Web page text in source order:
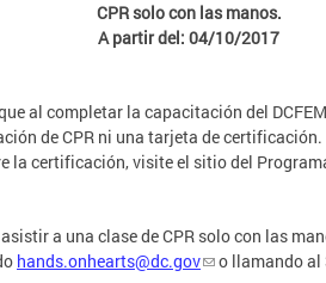
CPR solo con las manos.
A partir del: 04/10/2017
al completar la capacitación del
de CPR ni una tarjeta de
la certificación, visite el sitio del
a una clase de CPR solo con las
hands.onhearts@dc.gov o llamando al